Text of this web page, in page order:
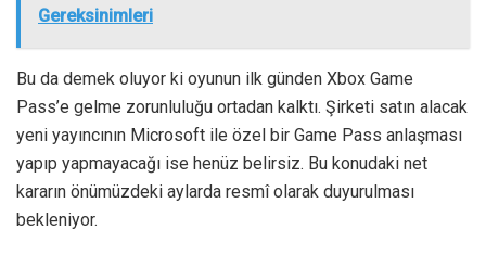
Gereksinimleri
Bu da demek oluyor ki oyunun ilk günden Xbox Game
Pass’e gelme zorunluluğu ortadan kalktı. Şirketi satın alacak
yeni yayıncının Microsoft ile özel bir Game Pass anlaşması
yapıp yapmayacağı ise henüz belirsiz. Bu konudaki net
kararın önümüzdeki aylarda resmî olarak duyurulması
bekleniyor.